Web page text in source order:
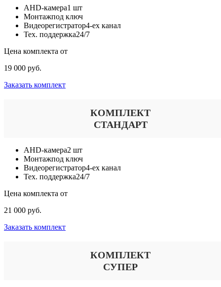
AHD-камера1 шт
Монтажпод ключ
Видеорегистратор4-ех канал
Тех. поддержка24/7
Цена комплекта от
19 000 руб.
Заказать комплект
КОМПЛЕКТ
СТАНДАРТ
AHD-камера2 шт
Монтажпод ключ
Видеорегистратор4-ех канал
Тех. поддержка24/7
Цена комплекта от
21 000 руб.
Заказать комплект
КОМПЛЕКТ
СУПЕР